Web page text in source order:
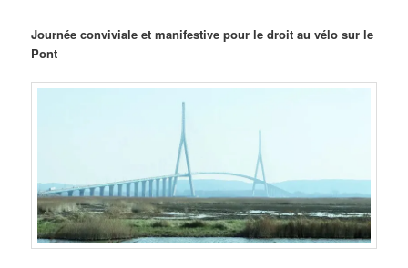
Journée conviviale et manifestive pour le droit au vélo sur le
Pont